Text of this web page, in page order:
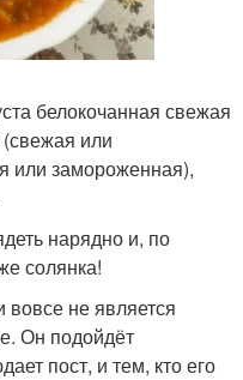
белокочанная свежая
или
или замороженная),
нарядно и, по
солянка!
не является
Он подойдёт
пост, и тем, кто его